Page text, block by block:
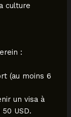
culture
:
(au moins 6
un visa à
USD.